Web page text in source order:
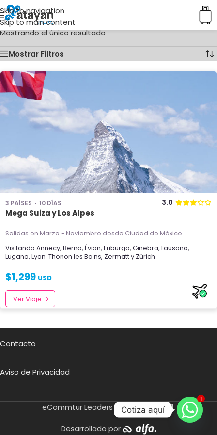
Skip to navigation
Skip to main content
Inicio/Ciudades del producto
Mostrando el único resultado
Mostrar Filtros
3 PAÍSES 10 DÍAS 3.0
Mega Suiza y Los Alpes
Salidas en Marzo - Noviembre desde Ciudad de México
Visitando Annecy, Berna, Évian, Friburgo, Ginebra, Lausana,
Lugano, Lyon, Thonon les Bains, Zermatty Zúrich
$1,299 USD
Ver Viaje
Contacto
Aviso de Privacidad
eCommtur Leaders SA de CV 2021.
Desarrollado por
1
Cotiza aquí